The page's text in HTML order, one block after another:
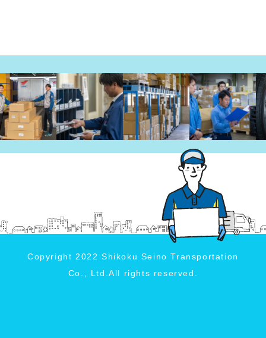
Copyright 2022 Shikoku Seino Transportation
Co., Ltd.All rights reserved.